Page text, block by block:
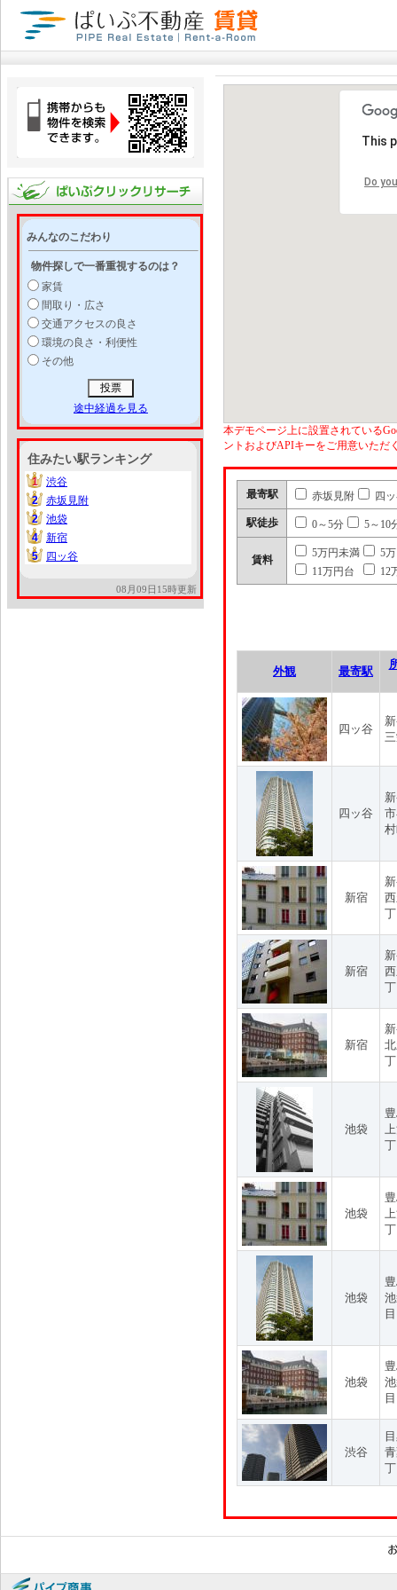
みんなのこだわり
物件探しで一番重視するのは？
家賃
間取り・広さ
交通アクセスの良さ
環境の良さ・利便性
その他
途中経過を見る
住みたい駅ランキング
1
1
渋谷
2
2
赤坂見附
2
2
池袋
4
4
新宿
5
5 四ッ谷
08月09日15時更新
This
Do
本デモページ上に設置されている
ントおよびAPIキーをご用意いただ
最寄駅 赤坂見附 四
駅徒歩 0～5分 5～10
賃料
5万円未満
5
11万円台
12
外観 最寄駅
四ッ谷
四ッ谷
新宿
新宿
新宿
池袋
池袋
池袋
目
池袋
渋谷